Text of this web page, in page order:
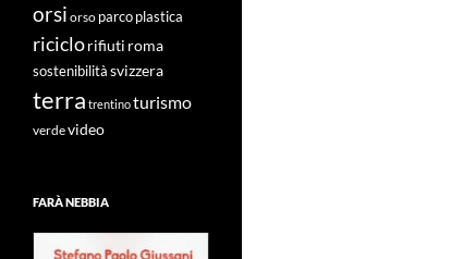
orsi orso parco plastica
riciclorifiuti roma
sostenibilità svizzera
terra trentinoturismo
verdevideo
FARÀ NEBBIA